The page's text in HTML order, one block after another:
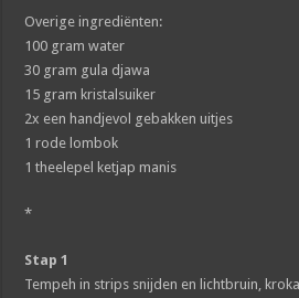
Overige ingrediënten:
100 gram water
30 gram gula djawa
15 gram kristalsuiker
2x een handjevol gebakken uitjes
1 rode lombok
1 theelepel ketjap manis
*
Stap 1
Tempeh in strips snijden en lichtbruin,